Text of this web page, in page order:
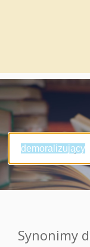
Synonimy